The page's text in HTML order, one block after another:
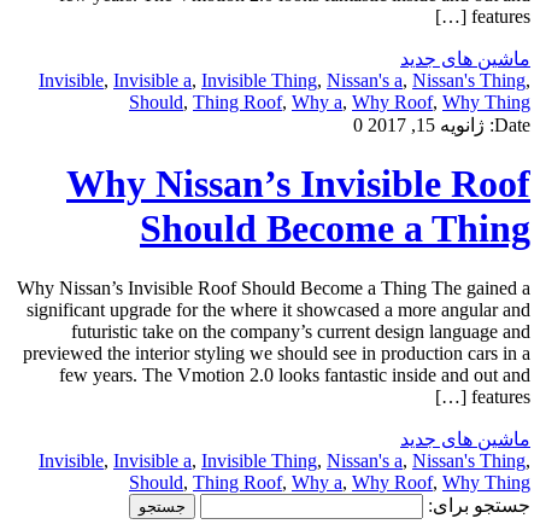
features […]
ماشین های جدید
Invisible, Invisible a, Invisible Thing, Nissan's a, Nissan's Thing,
Should, Thing Roof, Why a, Why Roof, Why Thing
Date: ژانویه 15, 2017 0
Why Nissan’s Invisible Roof
Should Become a Thing
Why Nissan’s Invisible Roof Should Become a Thing The gained a
significant upgrade for the where it showcased a more angular and
futuristic take on the company’s current design language and
previewed the interior styling we should see in production cars in a
few years. The Vmotion 2.0 looks fantastic inside and out and
features […]
ماشین های جدید
Invisible, Invisible a, Invisible Thing, Nissan's a, Nissan's Thing,
Should, Thing Roof, Why a, Why Roof, Why Thing
جستجو برای: